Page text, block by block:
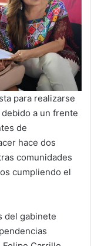
para realizarse
a un frente
de
hace dos
comunidades
cumpliendo el
del gabinete